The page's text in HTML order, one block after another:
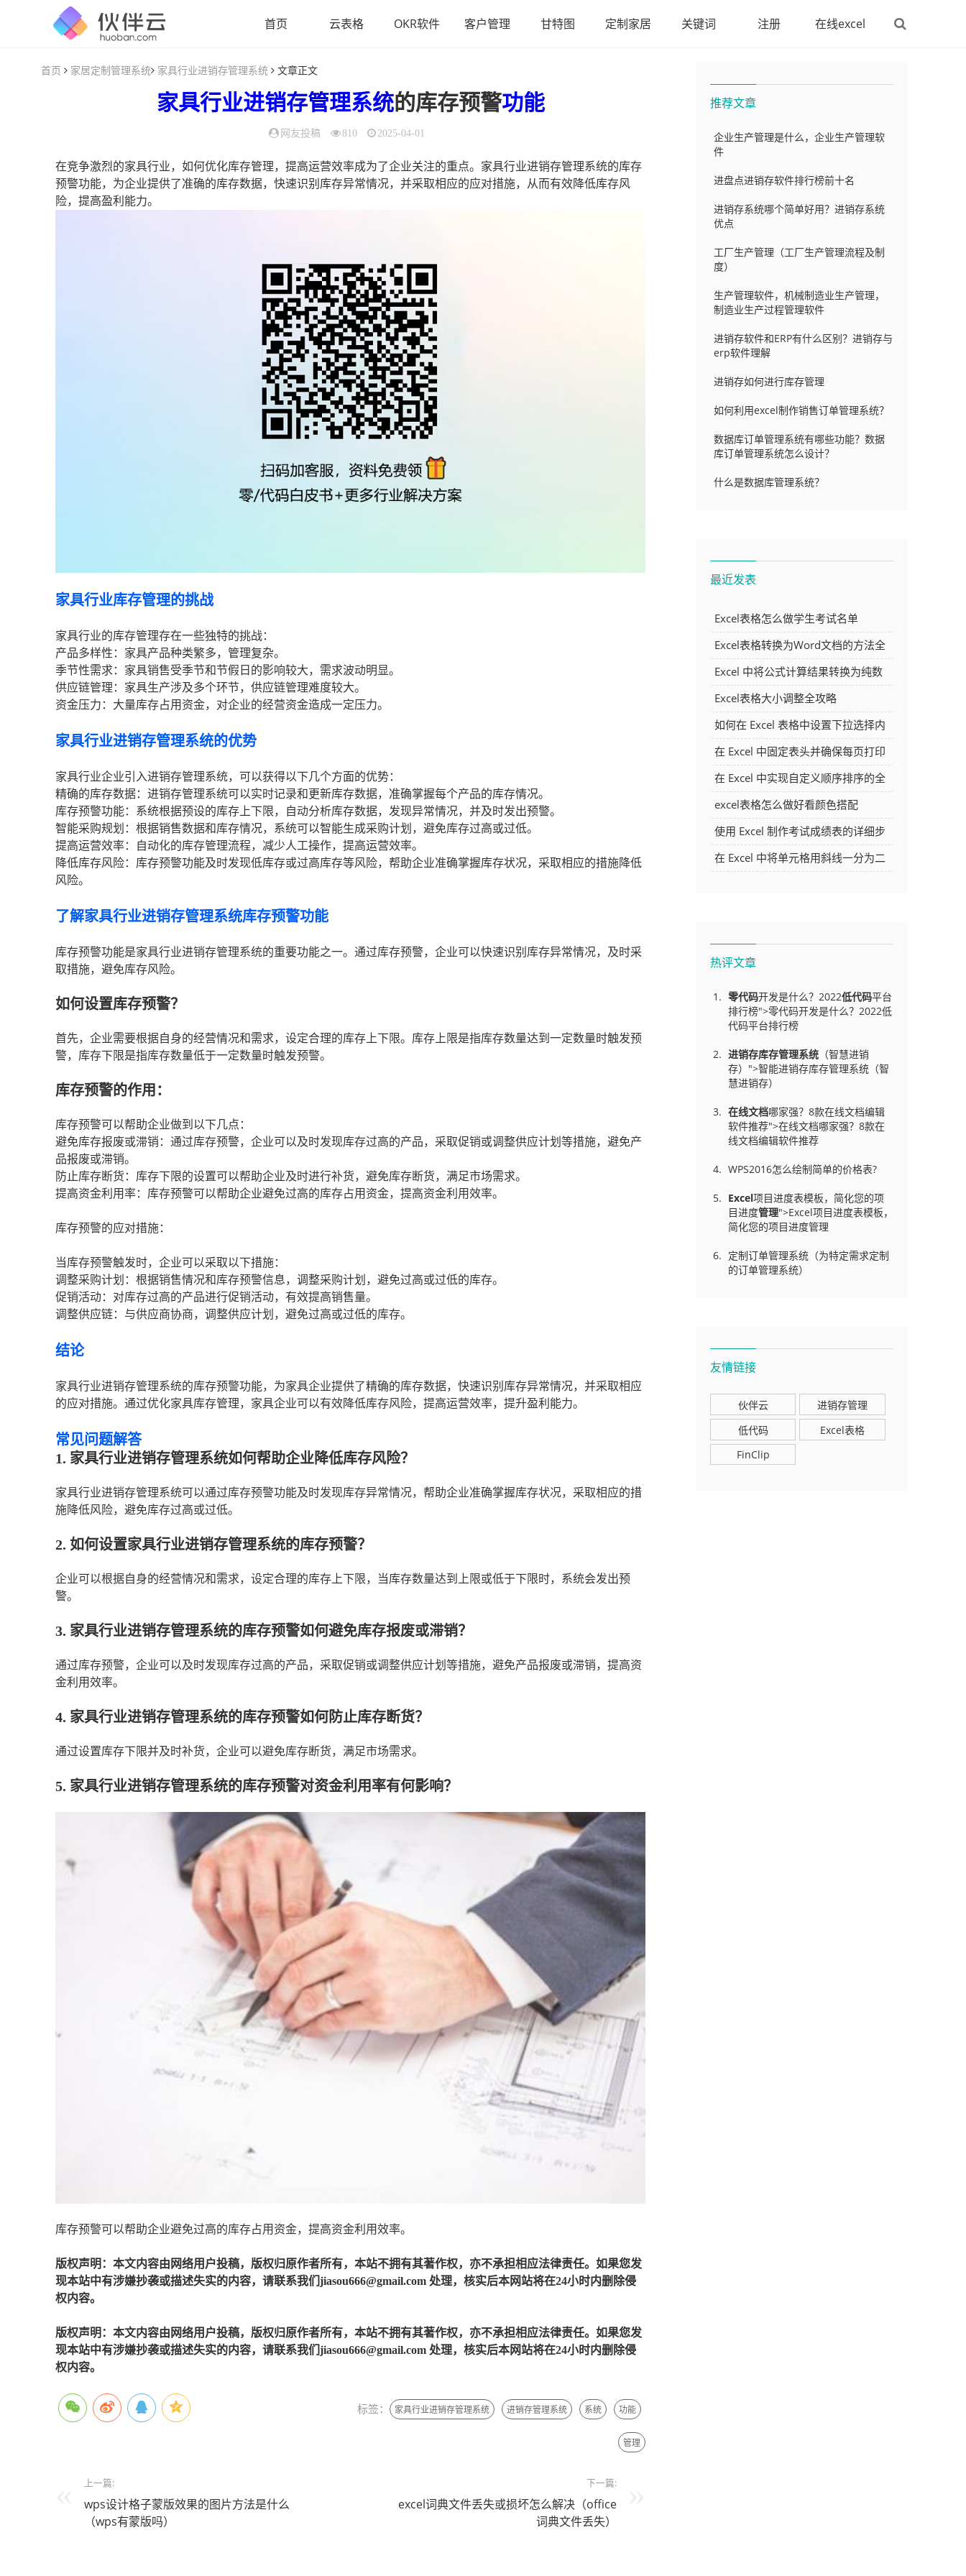
首页 云表格 OKR软件 客户管理 甘特图 定制家居 关键词 注册 在线excel
首页 家居定制管理系统 家具行业进销存管理系统 文章正文
家具行业进销存管理系统的库存预警功能
网友投稿 810 2025-04-01
在竞争激烈的家具行业，如何优化库存管理，提高运营效率成为了企业关注的重点。家具行业进销存管理系统的库存
预警功能，为企业提供了准确的库存数据，快速识别库存异常情况，并采取相应的应对措施，从而有效降低库存风
险，提高盈利能力。
家具行业库存管理的挑战
家具行业的库存管理存在一些独特的挑战：
产品多样性：家具产品种类繁多，管理复杂。
季节性需求：家具销售受季节和节假日的影响较大，需求波动明显。
供应链管理：家具生产涉及多个环节，供应链管理难度较大。
资金压力：大量库存占用资金，对企业的经营资金造成一定压力。
家具行业进销存管理系统的优势
家具行业企业引入进销存管理系统，可以获得以下几个方面的优势：
精确的库存数据：进销存管理系统可以实时记录和更新库存数据，准确掌握每个产品的库存情况。
库存预警功能：系统根据预设的库存上下限，自动分析库存数据，发现异常情况，并及时发出预警。
智能采购规划：根据销售数据和库存情况，系统可以智能生成采购计划，避免库存过高或过低。
提高运营效率：自动化的库存管理流程，减少人工操作，提高运营效率。
降低库存风险：库存预警功能及时发现低库存或过高库存等风险，帮助企业准确掌握库存状况，采取相应的措施降低
风险。
了解家具行业进销存管理系统库存预警功能
库存预警功能是家具行业进销存管理系统的重要功能之一。通过库存预警，企业可以快速识别库存异常情况，及时采
取措施，避免库存风险。
如何设置库存预警？
首先，企业需要根据自身的经营情况和需求，设定合理的库存上下限。库存上限是指库存数量达到一定数量时触发预
警，库存下限是指库存数量低于一定数量时触发预警。
库存预警的作用：
库存预警可以帮助企业做到以下几点：
避免库存报废或滞销：通过库存预警，企业可以及时发现库存过高的产品，采取促销或调整供应计划等措施，避免产
品报废或滞销。
防止库存断货：库存下限的设置可以帮助企业及时进行补货，避免库存断货，满足市场需求。
提高资金利用率：库存预警可以帮助企业避免过高的库存占用资金，提高资金利用效率。
库存预警的应对措施：
当库存预警触发时，企业可以采取以下措施：
调整采购计划：根据销售情况和库存预警信息，调整采购计划，避免过高或过低的库存。
促销活动：对库存过高的产品进行促销活动，有效提高销售量。
调整供应链：与供应商协商，调整供应计划，避免过高或过低的库存。
结论
家具行业进销存管理系统的库存预警功能，为家具企业提供了精确的库存数据，快速识别库存异常情况，并采取相应
的应对措施。通过优化家具库存管理，家具企业可以有效降低库存风险，提高运营效率，提升盈利能力。
常见问题解答
1. 家具行业进销存管理系统如何帮助企业降低库存风险？
家具行业进销存管理系统可以通过库存预警功能及时发现库存异常情况，帮助企业准确掌握库存状况，采取相应的措
施降低风险，避免库存过高或过低。
2. 如何设置家具行业进销存管理系统的库存预警？
企业可以根据自身的经营情况和需求，设定合理的库存上下限，当库存数量达到上限或低于下限时，系统会发出预
警。
3. 家具行业进销存管理系统的库存预警如何避免库存报废或滞销？
通过库存预警，企业可以及时发现库存过高的产品，采取促销或调整供应计划等措施，避免产品报废或滞销，提高资
金利用效率。
4. 家具行业进销存管理系统的库存预警如何防止库存断货？
通过设置库存下限并及时补货，企业可以避免库存断货，满足市场需求。
5. 家具行业进销存管理系统的库存预警对资金利用率有何影响？
库存预警可以帮助企业避免过高的库存占用资金，提高资金利用效率。
版权声明：本文内容由网络用户投稿，版权归原作者所有，本站不拥有其著作权，亦不承担相应法律责任。如果您发
现本站中有涉嫌抄袭或描述失实的内容，请联系我们jiasou666@gmail.com 处理，核实后本网站将在24小时内删除侵
权内容。
版权声明：本文内容由网络用户投稿，版权归原作者所有，本站不拥有其著作权，亦不承担相应法律责任。如果您发
现本站中有涉嫌抄袭或描述失实的内容，请联系我们jiasou666@gmail.com 处理，核实后本网站将在24小时内删除侵
权内容。
标签： 家具行业进销存管理系统 进销存管理系统 系统 功能
管理
上一篇:
wps设计格子蒙版效果的图片方法是什么
（wps有蒙版吗）
下一篇:
excel词典文件丢失或损坏怎么解决（office
词典文件丢失）
推荐文章
企业生产管理是什么，企业生产管理软
件
进盘点进销存软件排行榜前十名
进销存系统哪个简单好用？进销存系统
优点
工厂生产管理（工厂生产管理流程及制
度）
生产管理软件，机械制造业生产管理，
制造业生产过程管理软件
进销存软件和ERP有什么区别？进销存与
erp软件理解
进销存如何进行库存管理
如何利用excel制作销售订单管理系统？
数据库订单管理系统有哪些功能？数据
库订单管理系统怎么设计？
什么是数据库管理系统？
最近发表
Excel表格怎么做学生考试名单
Excel表格转换为Word文档的方法全
解析
Excel 中将公式计算结果转换为纯数
字的多种方法
Excel表格大小调整全攻略
如何在 Excel 表格中设置下拉选择内
容
在 Excel 中固定表头并确保每页打印
时都显示表头的方法详解
在 Excel 中实现自定义顺序排序的全
面指南
excel表格怎么做好看颜色搭配
使用 Excel 制作考试成绩表的详细步
骤及技巧
在 Excel 中将单元格用斜线一分为二
热评文章
零代码开发是什么？2022低代码平台
排行榜">零代码开发是什么？2022低
代码平台排行榜
进销存库存管理系统 （智慧进销
存）">智能进销存库存管理系统（智
慧进销存）
在线文档哪家强？8款在线文档编辑
软件推荐">在线文档哪家强？8款在
线文档编辑软件推荐
WPS2016怎么绘制简单的价格表?
Excel项目进度表模板，简化您的项
目进度管理">Excel项目进度表模板，
简化您的项目进度管理
定制订单管理系统（为特定需求定制
的订单管理系统）
友情链接
伙伴云
进销存管理
低代码
Excel表格
FinClip